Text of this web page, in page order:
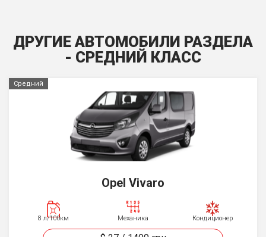
ДРУГИЕ АВТОМОБИЛИ РАЗДЕЛА
- СРЕДНИЙ КЛАСС
Средний
Opel Vivaro
8 л/100км Механика Кондиционер